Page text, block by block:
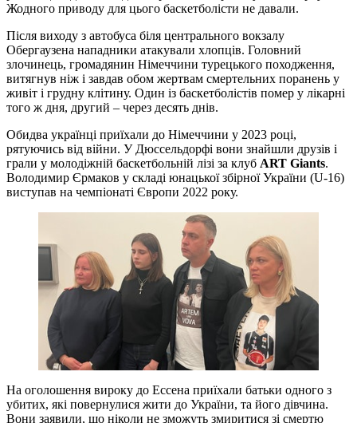
Жодного приводу для цього баскетболісти не давали.
Після виходу з автобуса біля центрального вокзалу
Обергаузена нападники атакували хлопців. Головний
злочинець, громадянин Німеччини турецького походження,
витягнув ніж і завдав обом жертвам смертельних поранень у
живіт і грудну клітину. Один із баскетболістів помер у лікарні
того ж дня, другий – через десять днів.
Обидва українці приїхали до Німеччини у 2023 році,
рятуючись від війни. У Дюссельдорфі вони знайшли друзів і
грали у молодіжній баскетбольній лізі за клуб ART Giants.
Володимир Єрмаков у складі юнацької збірної України (U-16)
виступав на чемпіонаті Європи 2022 року.
На оголошення вироку до Ессена приїхали батьки одного з
убитих, які повернулися жити до України, та його дівчина.
Вони заявили, що ніколи не зможуть змиритися зі смертю